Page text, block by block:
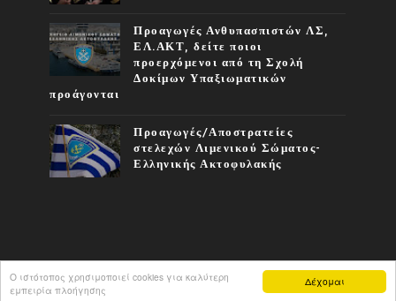
Δέχομαι
Ο ιστότοπος χρησιμοποιεί cookies για καλύτερη
εμπειρία πλοήγησης
Προαγωγές Ανθυπασπιστών ΛΣ,
ΕΛ.ΑΚΤ, δείτε ποιοι
προερχόμενοι από τη Σχολή
Δοκίμων Υπαξιωματικών
προάγονται
Προαγωγές/Αποστρατείες
στελεχών Λιμενικού Σώματος-
Ελληνικής Ακτοφυλακής
COPYRIGHT © ΦΩΝΉ ΤΟΥ Λ.Σ.